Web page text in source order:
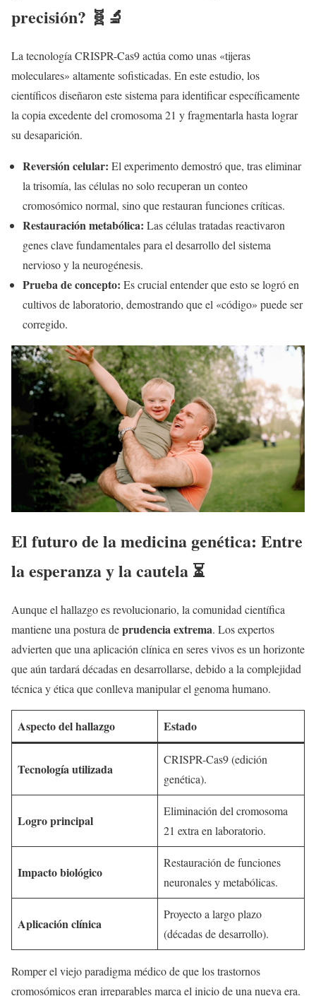
precisión? 🧬🔬
La tecnología CRISPR-Cas9 actúa como unas «tijeras
moleculares» altamente sofisticadas. En este estudio, los
científicos diseñaron este sistema para identificar específicamente
la copia excedente del cromosoma 21 y fragmentarla hasta lograr
su desaparición.
Reversión celular: El experimento demostró que, tras eliminar
la trisomía, las células no solo recuperan un conteo
cromosómico normal, sino que restauran funciones críticas.
Restauración metabólica: Las células tratadas reactivaron
genes clave fundamentales para el desarrollo del sistema
nervioso y la neurogénesis.
Prueba de concepto: Es crucial entender que esto se logró en
cultivos de laboratorio, demostrando que el «código» puede ser
corregido.
El futuro de la medicina genética: Entre
la esperanza y la cautela ⏳
Aunque el hallazgo es revolucionario, la comunidad científica
mantiene una postura deprudencia extrema. Los expertos
advierten que una aplicación clínica en seres vivos es un horizonte
que aún tardará décadas en desarrollarse, debido a la complejidad
técnica y ética que conlleva manipular el genoma humano.
Aspecto del hallazgo Estado
Tecnología utilizada
CRISPR-Cas9 (edición
genética).
Logro principal
Eliminación del cromosoma
21 extra en laboratorio.
Impacto biológico
Restauración de funciones
neuronales y metabólicas.
Aplicación clínica
Proyecto a largo plazo
(décadas de desarrollo).
Romper el viejo paradigma médico de que los trastornos
cromosómicos eran irreparables marca el inicio de una nueva era.